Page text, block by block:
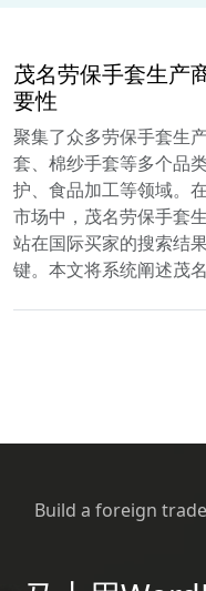
茂名劳保手套生产
要性
聚集了众多劳保手套生
套、棉纱手套等多个品
护、食品加工等领域。
市场中，茂名劳保手套
站在国际买家的搜索结
键。本文将系统阐述茂
Build a foreign